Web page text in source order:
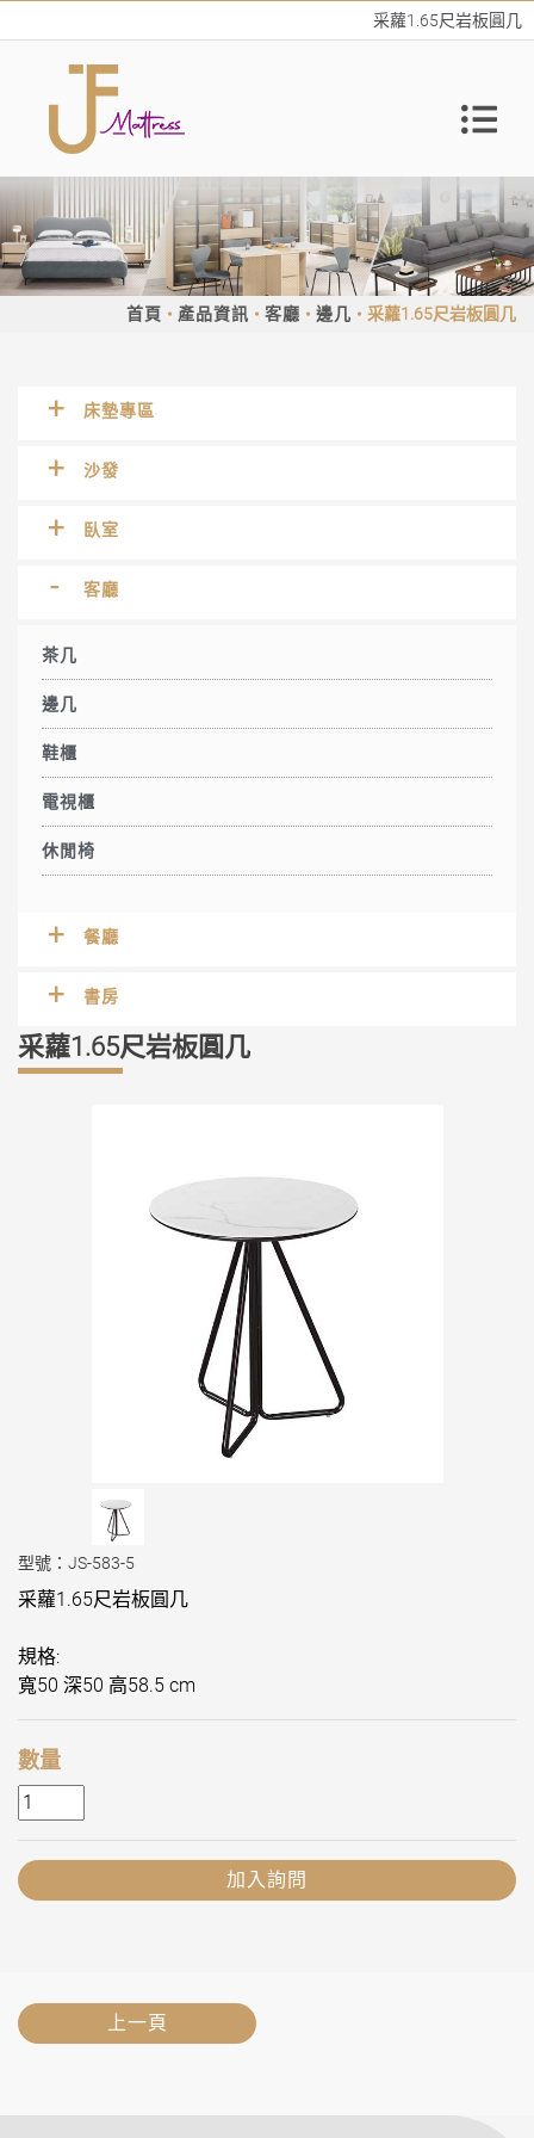
采蘿1.65尺岩板圓几
首頁 產品資訊 客廳 邊几 采蘿1.65尺岩板圓几
床墊專區
沙發
臥室
客廳
茶几
邊几
鞋櫃
電視櫃
休閒椅
餐廳
書房
采蘿1.65尺岩板圓几
型號：JS-583-5
采蘿1.65尺岩板圓几
規格:
寬50 深50 高58.5 cm
數量
加入詢問
上一頁